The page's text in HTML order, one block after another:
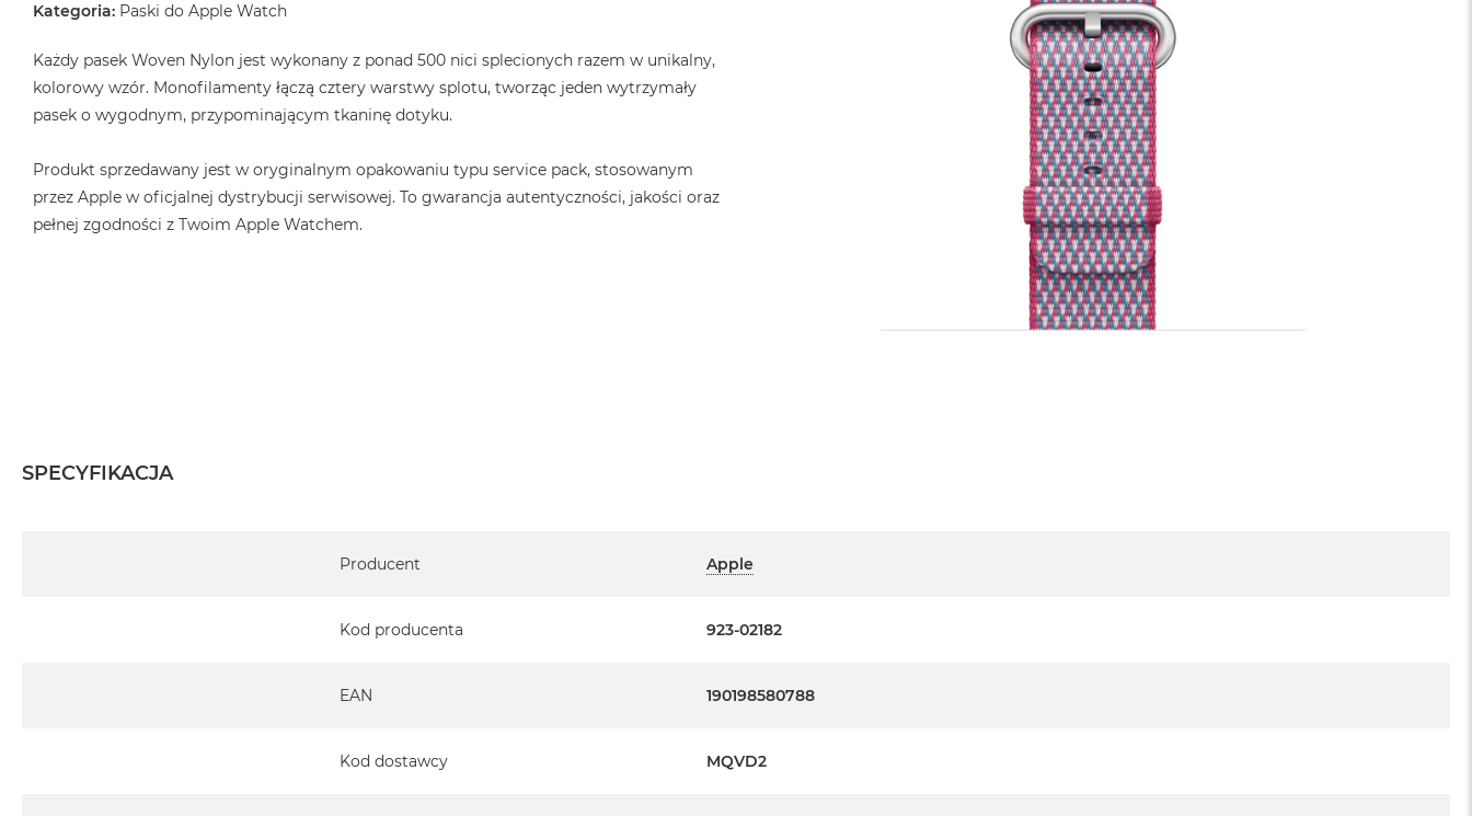
Kategoria: Paski do Apple Watch
Każdy pasek Woven Nylon jest wykonany z ponad 500 nici splecionych razem w unikalny,
kolorowy wzór. Monofilamenty łączą cztery warstwy splotu, tworząc jeden wytrzymały
pasek o wygodnym, przypominającym tkaninę dotyku.
Produkt sprzedawany jest w oryginalnym opakowaniu typu service pack, stosowanym
przez Apple w oficjalnej dystrybucji serwisowej. To gwarancja autentyczności, jakości oraz
pełnej zgodności z Twoim Apple Watchem.
SPECYFIKACJA
Producent
Apple
Kod producenta 923-02182
EAN 190198580788
Kod dostawcy MQVD2